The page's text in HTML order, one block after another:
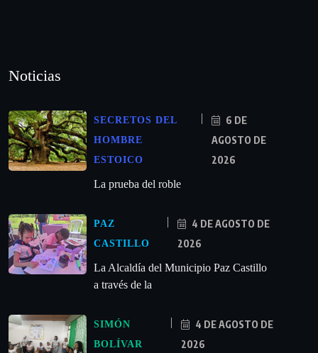
Noticias
SECRETOS DEL
HOMBRE
ESTOICO
6 DE
AGOSTO DE
2026
La prueba del roble
PAZ
CASTILLO
4 DE AGOSTO DE
2026
La Alcaldía del Municipio Paz Castillo
a través de la
SIMÓN
BOLÍVAR
4 DE AGOSTO DE
2026